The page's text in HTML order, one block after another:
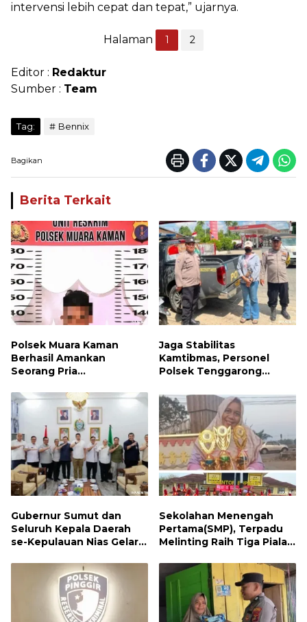
intervensi lebih cepat dan tepat,” ujarnya.
Halaman 1 2
Editor : Redaktur
Sumber : Team
Tag: Bennix
Bagikan
Berita Terkait
Polsek Muara Kaman
Berhasil Amankan
Seorang Pria
Jenis Sabu
Jaga Stabilitas
Kamtibmas, Personel
Polsek Tenggarong
Dialogis Siang Hari
Gubernur Sumut dan
Seluruh Kepala Daerah
se-Kepulauan Nias Gelar
Sekolahan Menengah
Pertama(SMP), Terpadu
Melinting Raih Tiga Piala
Championship, Lampung
Timur